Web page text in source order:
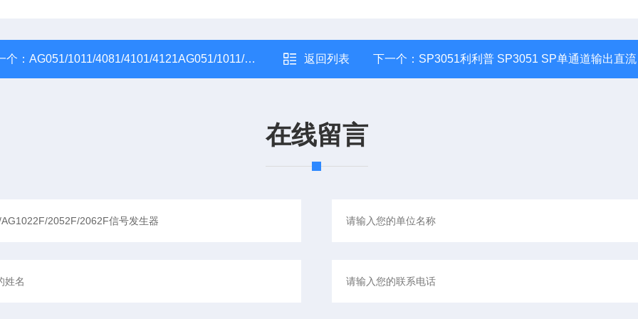
个： AG051/1011/4081/4101/4121AG051/1011/4081/4101/4121/4151信号发生器 返回列表 下一个： SP3051利利普 SP3051 SP单通道输出直流电源
在线留言